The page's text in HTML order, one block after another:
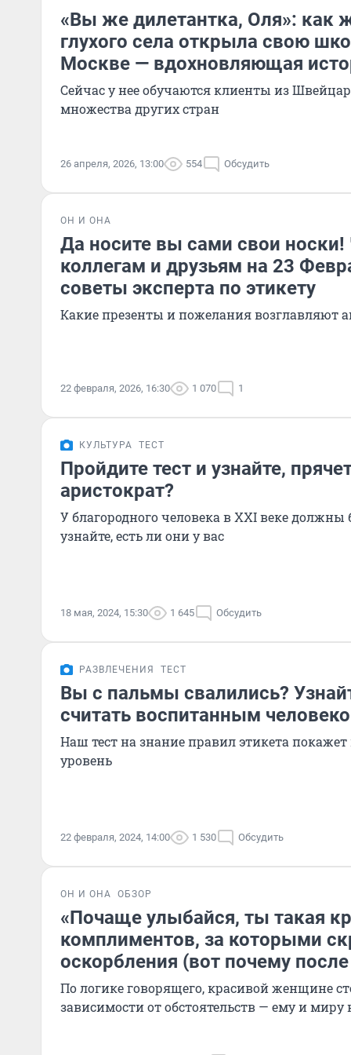
«Вы же дилетантка, Оля»: как
глухого села открыла свою
Москве — вдохновляющая
Сейчас у нее обучаются клиенты из
множества других стран
26 апреля, 2026, 13:00 554 Обсудить
ОН И ОНА
Да носите вы сами свои носки!
коллегам и друзьям на 23
советы эксперта по этикету
Какие презенты и пожелания возглавляют
22 февраля, 2026, 16:30 1 070 1
КУЛЬТУРА ТЕСТ
Пройдите тест и узнайте,
аристократ?
У благородного человека в XXI веке должны
узнайте, есть ли они у вас
18 мая, 2024, 15:30 1 645 Обсудить
РАЗВЛЕЧЕНИЯ ТЕСТ
Вы с пальмы свалились?
считать воспитанным
Наш тест на знание правил этикета
уровень
22 февраля, 2024, 14:00 1 530 Обсудить
ОН И ОНА ОБЗОР
«Почаще улыбайся, ты такая
комплиментов, за которыми
оскорбления (вот почему
По логике говорящего, красивой женщине
зависимости от обстоятельств — ему и миру